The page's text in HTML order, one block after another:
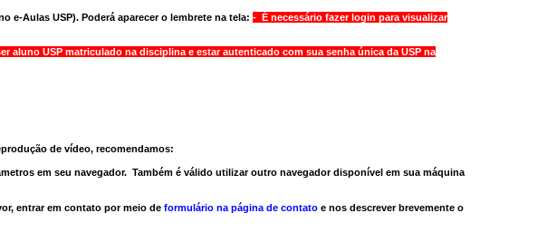
e-Aulas USP). Poderá aparecer o lembrete na tela: - É necessário fazer login para visualizar
aluno USP matriculado na disciplina e estar autenticado com sua senha única da USP na
de vídeo, recomendamos:
em seu navegador. Também é válido utilizar outro navegadordisponível em sua máquina
entrar em contato por meio de formulário na página de contato e nos descrever brevemente o